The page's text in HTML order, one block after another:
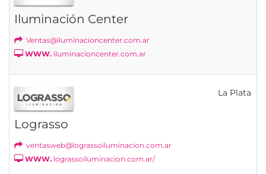
Iluminación Center
Ventas@iluminacioncenter.com.ar
WWW. iluminacioncenter.com.ar
Lograsso
ventasweb@lograssoiluminacion.com.ar
WWW. lograssoiluminacion.com.ar/
La Plata